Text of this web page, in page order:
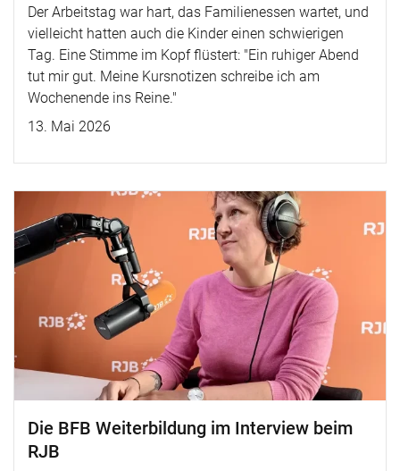
Der Arbeitstag war hart, das Familienessen wartet, und
vielleicht hatten auch die Kinder einen schwierigen
Tag. Eine Stimme im Kopf flüstert: "Ein ruhiger Abend
tut mir gut. Meine Kursnotizen schreibe ich am
Wochenende ins Reine."
13. Mai 2026
Die BFB Weiterbildung im Interview beim
RJB